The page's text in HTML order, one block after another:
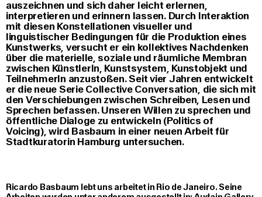
auszeichnen und sich daher leicht erlernen,
interpretieren und erinnern lassen. Durch Interaktion
mit diesen Konstellationen visueller und
linguistischer Bedingungen für die Produktion eines
Kunstwerks, versucht er ein kollektives Nachdenken
über die materielle, soziale und räumliche Membran
zwischen KünstlerIn, Kunstsystem, Kunstobjekt und
TeilnehmerIn anzustoßen. Seit vier Jahren entwickelt
er die neue Serie Collective Conversation, die sich mit
den Verschiebungen zwischen Schreiben, Lesen und
Sprechen befassen. Unseren Willen zu sprechen und
öffentliche Dialoge zu entwickeln (Politics of
Voicing), wird Basbaum in einer neuen Arbeit für
Stadtkuratorin Hamburg untersuchen.
Ricardo Basbaum lebt uns arbeitet in Rio de Janeiro. Seine